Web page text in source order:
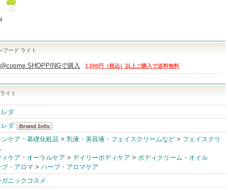
フード ライト
@cosme SHOPPINGで購入 1,500円（税込）以上ご購入で送料無料
イト
レダ
レダ
ヴェレダ
ンケア・基礎化粧品 > 乳液・美容液・フェイスクリームなど > フェイスクリ
ィケア・オーラルケア > デイリーボディケア > ボディクリーム・オイル
ブ・アロマ > ハーブ・アロマケア
ガニックコスメ